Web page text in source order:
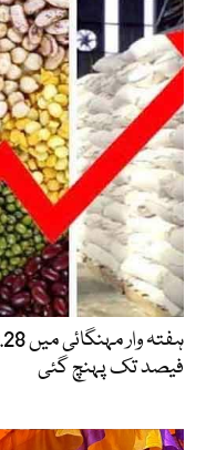
فیصد تک پہنچ گئی